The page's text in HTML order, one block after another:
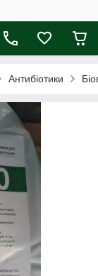
Антибіотики